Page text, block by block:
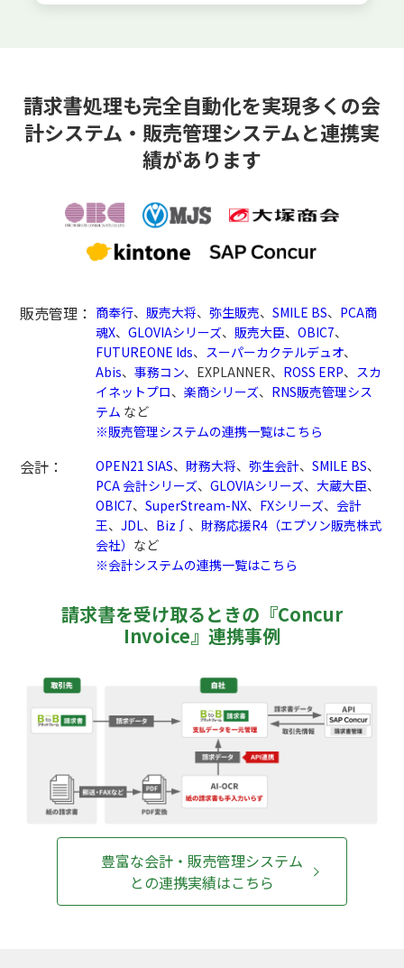
請求書処理も完全自動化を実現多くの会
計システム・販売管理システムと連携実
績があります
販売管理： 商奉行、 販売大将、弥生販売、SMILE BS、 PCA商
魂X、GLOVIAシリーズ、 販売大臣、OBIC7、
FUTUREONE Ids、 スーパーカクテルデュオ、
Abis、事務コン、EXPLANNER、 ROSS ERP、 スカ
イネットプロ、楽商シリーズ、 RNS販売管理シス
テム など
※販売管理システムの連携一覧はこちら
会計： OPEN21 SIAS、 財務大将、弥生会計、SMILE BS、
PCA 会計シリーズ、GLOVIAシリーズ、大蔵大臣、
OBIC7、SuperStream-NX、 FXシリーズ、会計
王、JDL、 Biz∫ 、 財務応援R4（エプソン販売株式
会社） など
※会計システムの連携一覧はこちら
請求書を受け取るときの『Concur
Invoice』連携事例
豊富な会計・販売管理システム
との連携実績はこちら